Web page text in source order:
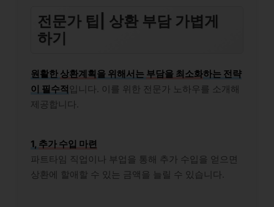
전문가 팁| 상환 부담 가볍게
하기
원활한 상환계획을 위해서는 부담을 최소화하는 전략
이 필수적입니다. 이를 위한 전문가 노하우를 소개해
제공합니다.
1, 추가 수입 마련
파트타임 직업이나 부업을 통해 추가 수입을 얻으면
상환에 할애할 수 있는 금액을 늘릴 수 있습니다.